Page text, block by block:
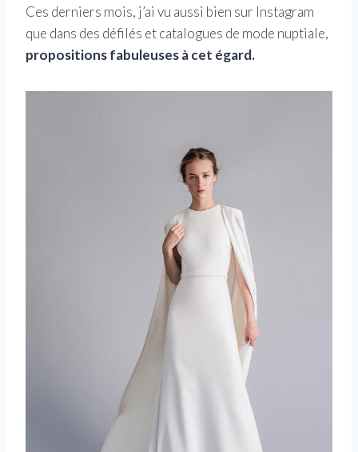
Ces derniers mois, j’ai vu aussi bien sur Instagram
que dans des défilés et catalogues de mode nuptiale,
propositions fabuleuses à cet égard.